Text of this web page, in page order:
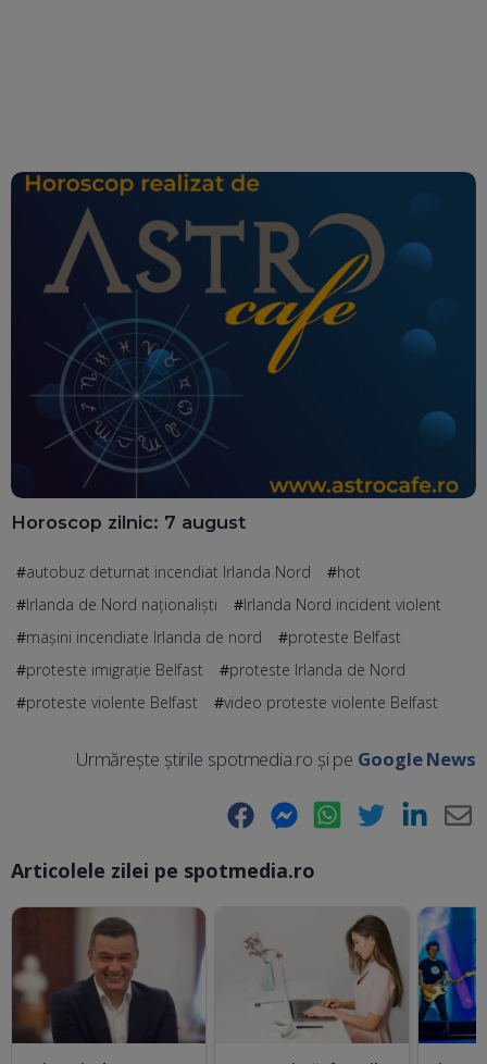
Horoscop zilnic: 7 august
autobuz deturnat incendiat Irlanda Nord
hot
Irlanda de Nord naționaliști
Irlanda Nord incident violent
maşini incendiate Irlanda de nord
proteste Belfast
proteste imigraţie Belfast
proteste Irlanda de Nord
proteste violente Belfast
video proteste violente Belfast
Urmărește știrile spotmedia.ro și pe Google News
Facebook Messenger WhatsApp Twitter LinkedIn
Articolele zilei pe spotmedia.ro